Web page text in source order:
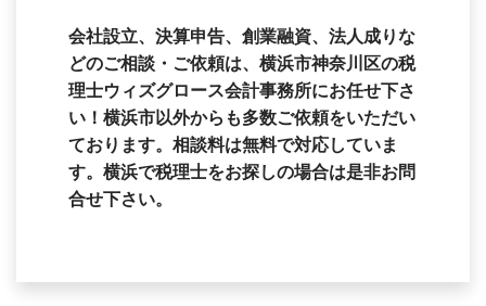
会社設立、決算申告、創業融資、法人成りな
どのご相談・ご依頼は、横浜市神奈川区の税
理士ウィズグロース会計事務所にお任せ下さ
い！横浜市以外からも多数ご依頼をいただい
ております。相談料は無料で対応していま
す。横浜で税理士をお探しの場合は是非お問
合せ下さい。